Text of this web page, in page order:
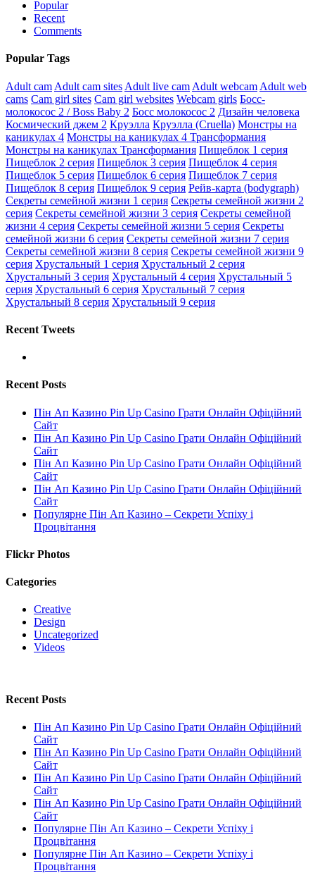
Popular
Recent
Comments
Popular Tags
Adult cam Adult cam sites Adult live cam Adult webcam Adult web
cams Cam girl sites Cam girl websites Webcam girls Босс-
молокосос 2 / Boss Baby 2 Босс молокосос 2 Дизайн человека
Космический джем 2 Круэлла Круэлла (Cruella) Монстры на
каникулах 4 Монстры на каникулах 4 Трансформания
Монстры на каникулах Трансформания Пищеблок 1 серия
Пищеблок 2 серия Пищеблок 3 серия Пищеблок 4 серия
Пищеблок 5 серия Пищеблок 6 серия Пищеблок 7 серия
Пищеблок 8 серия Пищеблок 9 серия Рейв-карта (bodygraph)
Секреты семейной жизни 1 серия Секреты семейной жизни 2
серия Секреты семейной жизни 3 серия Секреты семейной
жизни 4 серия Секреты семейной жизни 5 серия Секреты
семейной жизни 6 серия Секреты семейной жизни 7 серия
Секреты семейной жизни 8 серия Секреты семейной жизни 9
серия Хрустальный 1 серия Хрустальный 2 серия
Хрустальный 3 серия Хрустальный 4 серия Хрустальный 5
серия Хрустальный 6 серия Хрустальный 7 серия
Хрустальный 8 серия Хрустальный 9 серия
Recent Tweets
Recent Posts
Пін Ап Казино Pin Up Casino Грати Онлайн Офіційний
Сайт
Пін Ап Казино Pin Up Casino Грати Онлайн Офіційний
Сайт
Пін Ап Казино Pin Up Casino Грати Онлайн Офіційний
Сайт
Пін Ап Казино Pin Up Casino Грати Онлайн Офіційний
Сайт
Популярне Пін Ап Казино – Секрети Успіху і
Процвітання
Flickr Photos
Categories
Creative
Design
Uncategorized
Videos
Recent Posts
Пін Ап Казино Pin Up Casino Грати Онлайн Офіційний
Сайт
Пін Ап Казино Pin Up Casino Грати Онлайн Офіційний
Сайт
Пін Ап Казино Pin Up Casino Грати Онлайн Офіційний
Сайт
Пін Ап Казино Pin Up Casino Грати Онлайн Офіційний
Сайт
Популярне Пін Ап Казино – Секрети Успіху і
Процвітання
Популярне Пін Ап Казино – Секрети Успіху і
Процвітання